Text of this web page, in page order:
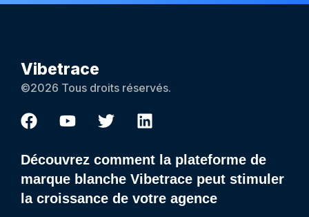
Vibetrace
©2026 Tous droits réservés.
Découvrez comment la plateforme de
marque blanche Vibetrace peut stimuler
la croissance de votre agence